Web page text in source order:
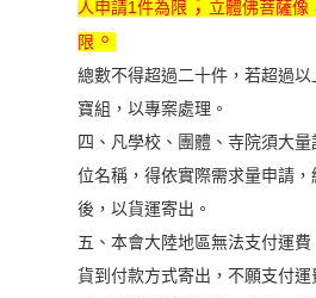
人申請1件為限 ； 立體佛菩薩像
限 。
總數不得超過二十件， 若超過以
寶組，以專案處理。
四、凡學校、團體、寺院須大
位名稱， 得依實際需求量申請
後，以貨運寄出。
五、本會大陸地區無法支付運費
貨到付款方式寄出，不願支付運